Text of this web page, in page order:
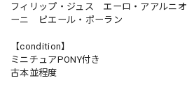
フィリップ・ジュス エーロ・アアルニ
ーニ ピエール・ポーラン
【condition】
ミニチュアPONY付き
古本並程度